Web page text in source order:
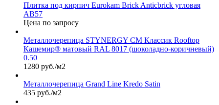
Плитка под кирпич Eurokam Brick Anticbrick угловая
АВ57
Цена по запросу
Металлочерепица STYNERGY СМ Классик Rooftop
Кашемир® матовый RAL 8017 (шоколадно-коричневый)
0.50
1280 руб./м2
Металлочерепица Grand Line Kredo Satin
435 руб./м2